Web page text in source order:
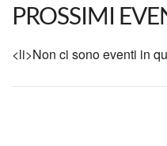
PROSSIMI
<li>Non ci sono eventi in